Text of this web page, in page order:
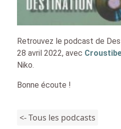
Retrouvez le podcast de
28 avril 2022, avec
Niko.
Bonne écoute !
<- Tous les podcasts